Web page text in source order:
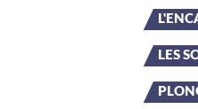
LES